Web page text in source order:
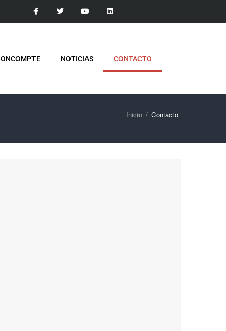
NOTICIAS CONTACTO
Inicio Contacto